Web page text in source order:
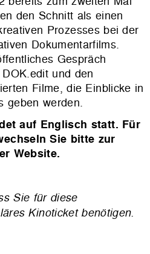
den Schnitt als einen
Prozesses bei der
Dokumentarfilms.
Gespräch
und den
Filme, die Einblicke in
geben werden.
auf Englisch statt. Für
Sie bitte zur
Website.
Sie für diese
Kinoticket benötigen.